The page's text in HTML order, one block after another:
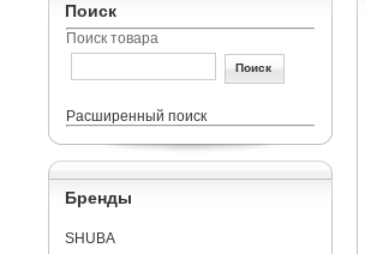
Поиск
Поиск товара
Расширенный поиск
Бренды
SHUBA